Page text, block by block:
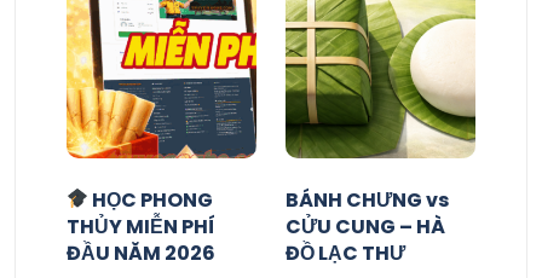
HỌC PHONG
THỦY MIỄN PHÍ
ĐẦU NĂM 2026
BÁNH CHƯNG vs
CỬU CUNG – HÀ
ĐỒ LẠC THƯ